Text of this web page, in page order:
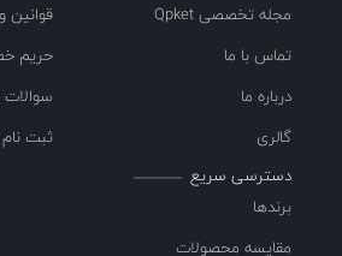
مجله تخصصی Qpket
تماس با ما
درباره ما
گالری
قوانین
حریم
سوالات
ثبت
دسترسی سریع
برندها
مقایسه محصولات